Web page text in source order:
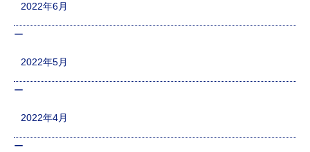
2022年6月
2022年5月
2022年4月